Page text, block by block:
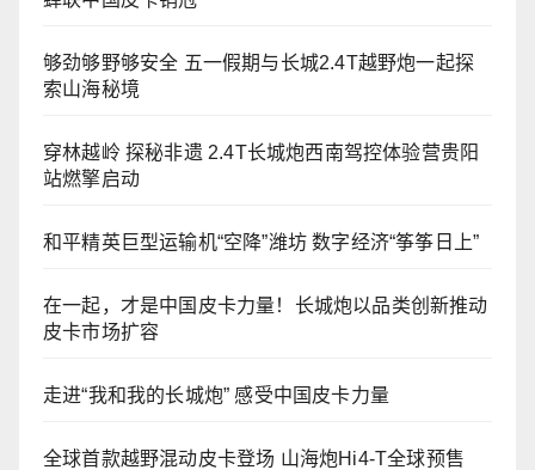
够劲够野够安全 五一假期与长城2.4T越野炮一起探
索山海秘境
穿林越岭 探秘非遗 2.4T长城炮西南驾控体验营贵阳
站燃擎启动
和平精英巨型运输机“空降”潍坊 数字经济“筝筝日上”
在一起，才是中国皮卡力量！长城炮以品类创新推动
皮卡市场扩容
走进“我和我的长城炮” 感受中国皮卡力量
全球首款越野混动皮卡登场 山海炮Hi4-T全球预售